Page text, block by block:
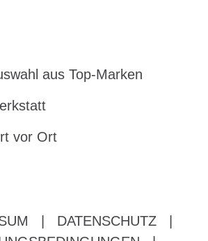
aus Top-Marken
vor Ort
DATENSCHUTZ